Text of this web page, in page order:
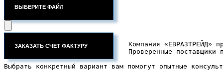
ВЫБЕРИТЕ ФАЙЛ
Компания «ЕВРАЗТРЕЙД»
Проверенные поставщики
Выбрать конкретный вариант вам помогут опытные